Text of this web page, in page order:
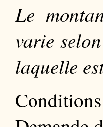
Le
varie
laquelle